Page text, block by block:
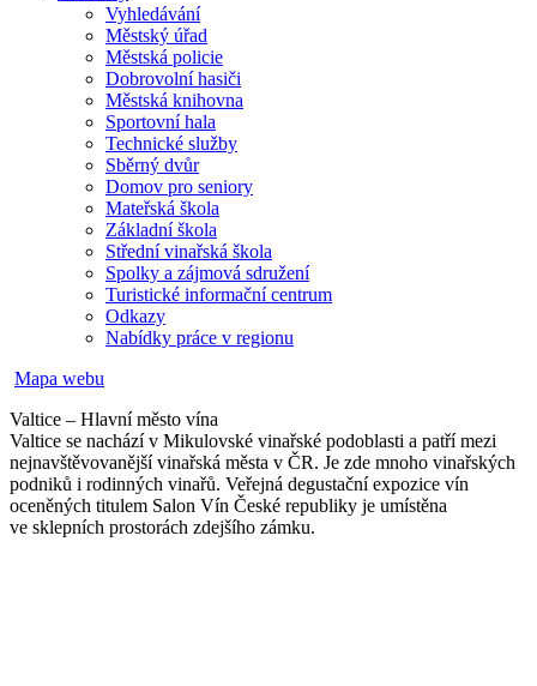
Vyhledávání
Městský úřad
Městská policie
Dobrovolní hasiči
Městská knihovna
Sportovní hala
Technické služby
Sběrný dvůr
Domov pro seniory
Mateřská škola
Základní škola
Střední vinařská škola
Spolky a zájmová sdružení
Turistické informační centrum
Odkazy
Nabídky práce v regionu
Mapa webu
Valtice – Hlavní město vína
Valtice se nachází v Mikulovské vinařské podoblasti a patří mezi
nejnavštěvovanější vinařská města v ČR. Je zde mnoho vinařských
podniků i rodinných vinařů. Veřejná degustační expozice vín
oceněných titulem Salon Vín České republiky je umístěna
ve sklepních prostorách zdejšího zámku.